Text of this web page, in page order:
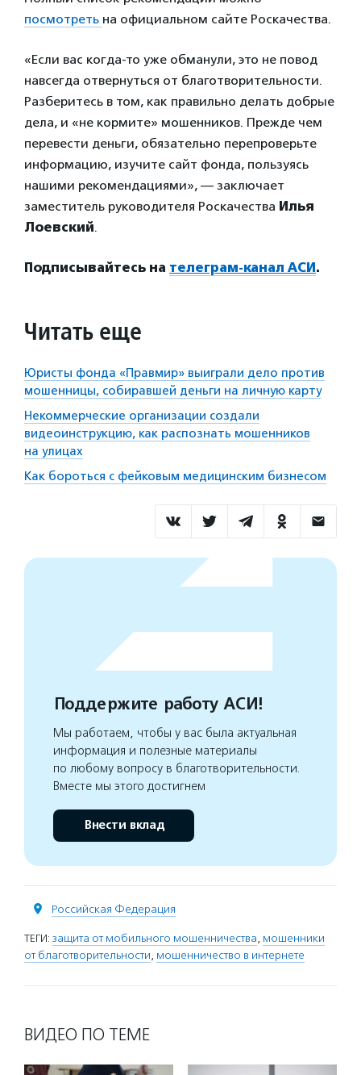
посмотреть на официальном сайте Роскачества.
«Если вас когда-то уже обманули, это не повод
навсегда отвернуться от благотворительности.
Разберитесь в том, как правильно делать добрые
дела, и «не кормите» мошенников. Прежде чем
перевести деньги, обязательно перепроверьте
информацию, изучите сайт фонда, пользуясь
нашими рекомендациями», — заключает
заместитель руководителя Роскачества Илья
Лоевский.
Подписывайтесь на телеграм-канал АСИ.
Читать еще
Юристы фонда «Правмир» выиграли дело против
мошенницы, собиравшей деньги на личную карту
Некоммерческие организации создали
видеоинструкцию, как распознать мошенников
на улицах
Как бороться с фейковым медицинским бизнесом
Поддержите работу АСИ!
Мы работаем, чтобы у вас была актуальная
информация и полезные материалы
по любому вопросу в благотворительности.
Вместе мы этого достигнем
Внести вклад
Российская Федерация
ТЕГИ: защита от мобильного мошенничества, мошенники
от благотворительности, мошенничество в интернете
ВИДЕО ПО ТЕМЕ